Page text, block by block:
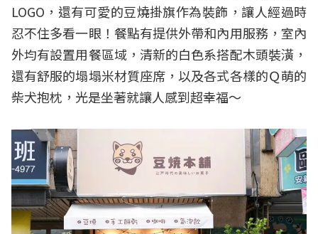
LOGO，還有可愛的豆燒掛旗作為裝飾，讓人經過時
忍不住多看一眼！餐點有提供外帶和內用服務，室內
外均有設置用餐區域，清新的白色系搭配木頭裝潢，
還有舒服的塌塌米材質座席，以及各式各樣的Ｑ萌的
柴犬抱枕，光是坐著就讓人感到超幸福～